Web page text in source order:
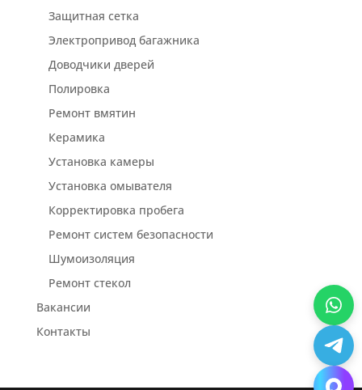
Защитная сетка
Электропривод багажника
Доводчики дверей
Полировка
Ремонт вмятин
Керамика
Установка камеры
Установка омывателя
Корректировка пробега
Ремонт систем безопасности
Шумоизоляция
Ремонт стекол
Вакансии
Контакты